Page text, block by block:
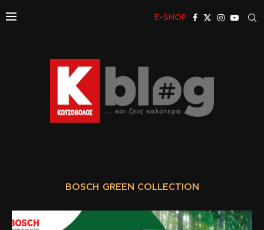
E-SHOP
BOSCH GREEN COLLECTION